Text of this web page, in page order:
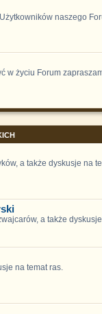
naszego
w życiu Forum
a także dyskusje na
a także
na temat ras.